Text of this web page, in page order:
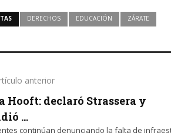
DERECHOS EDUCACIÓN ZÁRATE
anterior
Hooft: declaró Strassera y
...
continúan denunciando la falta de